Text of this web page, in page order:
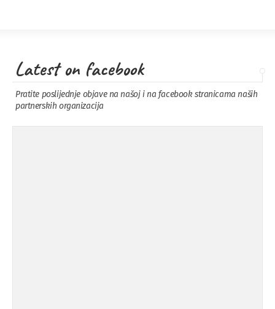
Latest on facebook
Pratite poslijednje objave na našoj i na facebook stranicama naših
partnerskih organizacija